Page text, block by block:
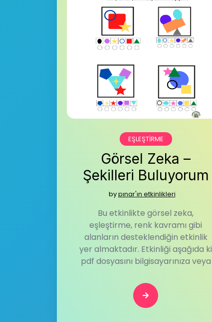
EŞLEŞTIRME
Görsel Zeka –
Şekilleri Buluyorum
bypınar'ın etkinlikleri
Bu etkinlikte görsel zeka,
eşleştirme, renk kavramı gibi
alanların desteklendiğin etkinlik
yer almaktadır. Etkinliği aşağıda ki
pdf dosyasını bilgisayarınıza veya